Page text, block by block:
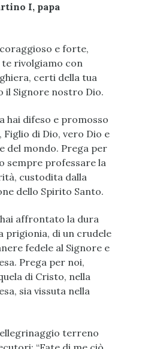
I, papa
e forte,
rivolgiamo con
certi della tua
il Signore nostro Dio.
hai difeso e promosso
di Dio, vero Dio e
del mondo. Prega per
sempre professare la
custodita dalla
dello Spirito Santo.
affrontato la dura
prigionia, di un crudele
fedele al Signore e
Prega per noi,
di Cristo, nella
sia vissuta nella
terreno